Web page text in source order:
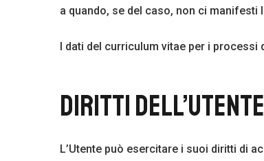
a quando, se del caso, non ci manifesti
I dati del curriculum vitae per i
DIRITTI
L’Utente può esercitare i suoi diritti di